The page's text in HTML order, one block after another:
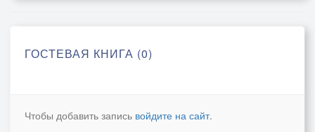
ГОСТЕВАЯ КНИГА (0)
Чтобы добавить запись войдите на сайт.